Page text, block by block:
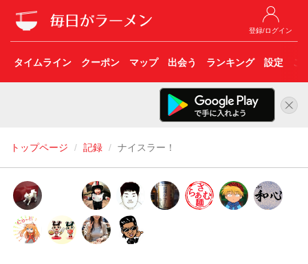
登録/ログイン
タイムライン クーポン マップ 出会う ランキング 設定 こ
トップページ 記録 ナイスラー！